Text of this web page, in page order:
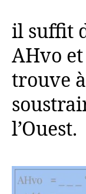
il suffit
AHvo et
trouve à
l’Ouest.